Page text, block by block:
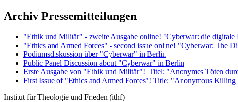
Archiv Pressemitteilungen
"Ethik und Militär" - zweite Ausgabe online! "Cyberwar: die
"Ethics and Armed Forces" - second issue online! "Cyberwar: The
Podiumsdiskussion über "Cyberwar" in Berlin
Public Panel Discussion about "Cyberwar" in Berlin
Erste Ausgabe von "Ethik und Militär"! Titel: "Anonymes Töten
First Issue of "Ethics and Armed Forces"! Title: "Anonymous
Institut für Theologie und Frieden (ithf)